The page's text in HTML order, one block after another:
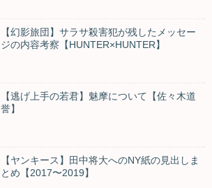
【幻影旅団】サラサ殺害犯が残したメッセー
ジの内容考察【HUNTER×HUNTER】
【逃げ上手の若君】魅摩について【佐々木道
誉】
【ヤンキース】田中将大へのNY紙の見出しま
とめ【2017〜2019】